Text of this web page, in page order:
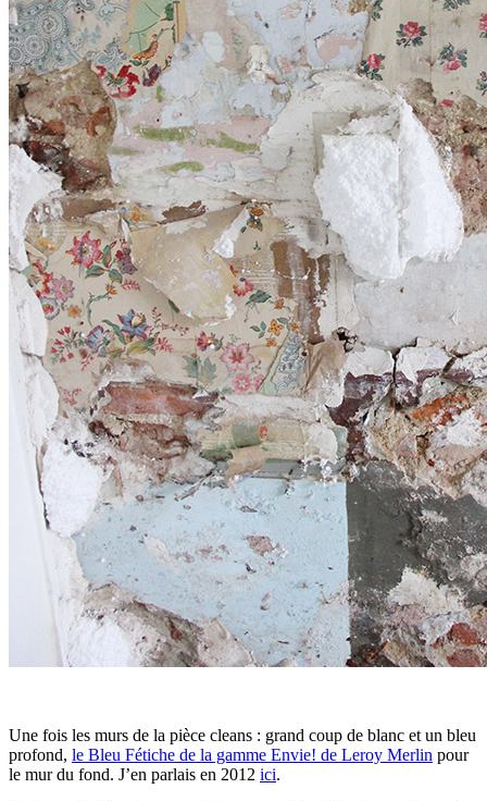
Une fois les murs de la pièce cleans : grand coup de blanc et un bleu
profond, le Bleu Fétiche de la gamme Envie! de Leroy Merlin pour
le mur du fond. J’en parlais en 2012 ici.